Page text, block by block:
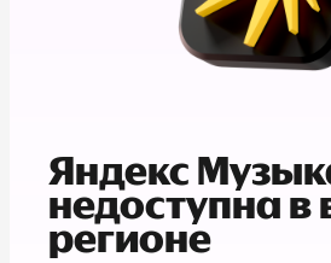
Яндекс
недоступна
регионе